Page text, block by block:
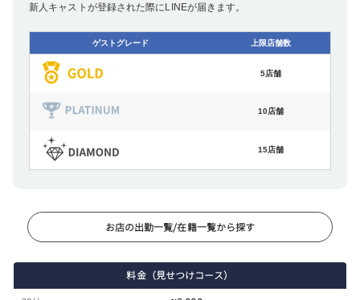
新人キャストが登録された際にLINEが届きます。
ゲストグレード 上限店舗数
5店舗
10店舗
15店舗
お店の出勤一覧/在籍一覧から探す
料金（見せつけコース）